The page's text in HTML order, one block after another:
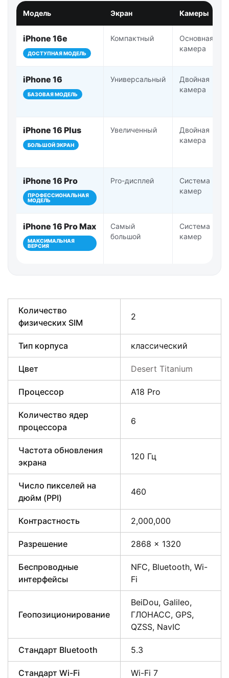
Модель Экран Камеры
iPhone 16e
ДОСТУПНАЯ МОДЕЛЬ
Компактный
Основная
камера
iPhone 16
БАЗОВАЯ МОДЕЛЬ
Универсальный
Двойная
камера
iPhone 16 Plus
БОЛЬШОЙ ЭКРАН
Увеличенный
Двойная
камера
iPhone 16 Pro
ПРОФЕССИОНАЛЬНАЯ
МОДЕЛЬ
Pro-дисплей
Система Pro-
камер
iPhone 16 Pro Max
МАКСИМАЛЬНАЯ
ВЕРСИЯ
Самый
большой
Система Pro-
камер
Количество
физических SIM
2
Тип корпуса классический
Цвет Desert Titanium
Процессор A18 Pro
Количество ядер
процессора
6
Частота обновления
экрана
120 Гц
Число пикселей на
дюйм (PPI)
460
Контрастность 2,000,000
Разрешение 2868 x 1320
Беспроводные
интерфейсы
NFC, Bluetooth, Wi-
Fi
Геопозиционирование
BeiDou, Galileo,
ГЛОНАСС, GPS,
QZSS, NavIC
Стандарт Bluetooth 5.3
Стандарт Wi-Fi Wi-Fi 7